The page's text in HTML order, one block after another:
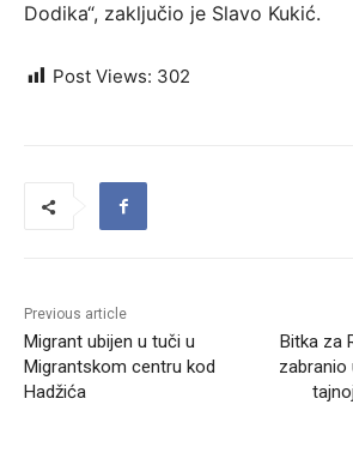
Dodika“, zaključio je Slavo Kukić.
Post Views: 302
Previous article
Migrant ubijen u tuči u
Migrantskom centru kod
Hadžića
Bitka za
zabranio